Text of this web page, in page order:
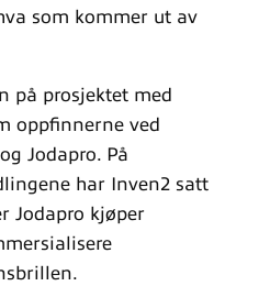
som kommer ut av
på prosjektet med
oppfinnerne ved
Jodapro. På
har Inven2 satt
Jodapro kjøper